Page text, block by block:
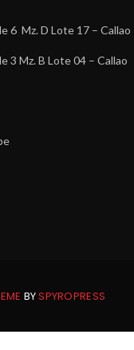
6 Mz. D Lote 17 – Callao
3 Mz. B Lote 04 – Callao
BY SPYROPRESS